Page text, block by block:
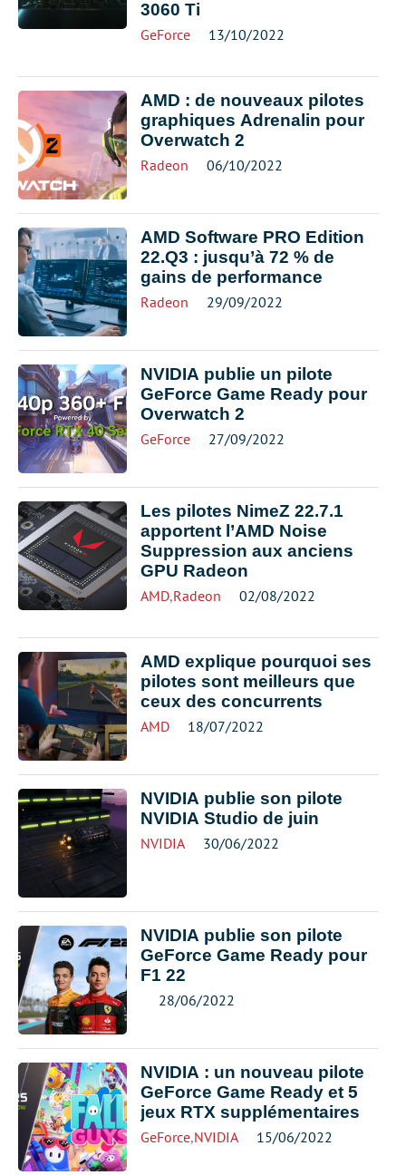
3060 Ti
GeForce 13/10/2022
AMD : de nouveaux pilotes
graphiques Adrenalin pour
Overwatch 2
Radeon 06/10/2022
AMD Software PRO Edition
22.Q3 : jusqu’à 72 % de
gains de performance
Radeon 29/09/2022
NVIDIA publie un pilote
GeForce Game Ready pour
Overwatch 2
GeForce 27/09/2022
Les pilotes NimeZ 22.7.1
apportent l’AMD Noise
Suppression aux anciens
GPU Radeon
AMD,Radeon 02/08/2022
AMD explique pourquoi ses
pilotes sont meilleurs que
ceux des concurrents
AMD 18/07/2022
NVIDIA publie son pilote
NVIDIA Studio de juin
NVIDIA 30/06/2022
NVIDIA publie son pilote
GeForce Game Ready pour
F1 22
28/06/2022
NVIDIA : un nouveau pilote
GeForce Game Ready et 5
jeux RTX supplémentaires
GeForce,NVIDIA 15/06/2022